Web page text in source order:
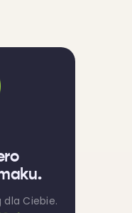
Ciebie.